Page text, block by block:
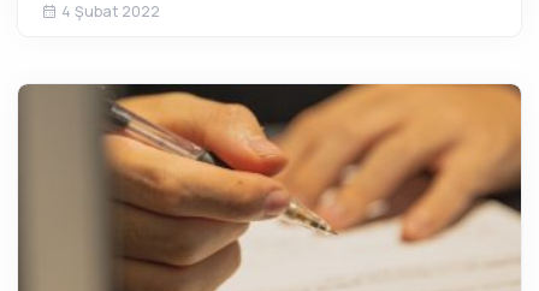
4 Şubat 2022